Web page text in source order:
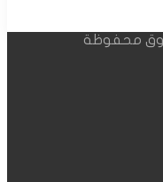
محفوظة